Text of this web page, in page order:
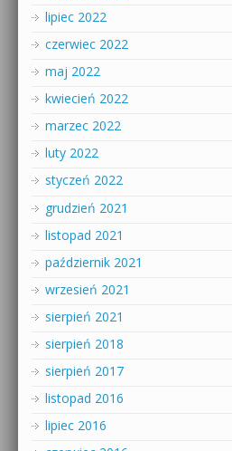
lipiec 2022
czerwiec 2022
maj 2022
kwiecień 2022
marzec 2022
luty 2022
styczeń 2022
grudzień 2021
listopad 2021
październik 2021
wrzesień 2021
sierpień 2021
sierpień 2018
sierpień 2017
listopad 2016
lipiec 2016